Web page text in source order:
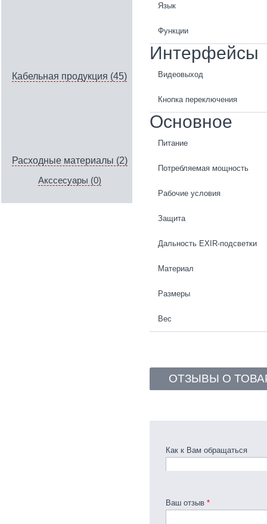
Кабельная продукция (45)
Расходные материалы (2)
Акссесуары (0)
Язык
Функции
Интерфейсы
Видеовыход
Кнопка переключения
Основное
Питание
Потребляемая мощность
Рабочие условия
Защита
Дальность EXIR-подсветки
Материал
Размеры
Вес
ОТЗЫВЫ О
Как к Вам обращаться
Ваш отзыв *